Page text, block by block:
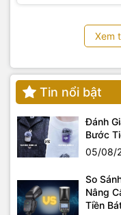
Xem
Tin nổi bật
Đánh
Bước
05/08/
So
Nâng
Tiền